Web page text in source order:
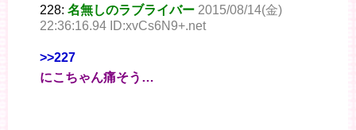
228: 名無しのラブライバー 2015/08/14(金)
22:36:16.94 ID:xvCs6N9+.net
>>227
にこちゃん痛そう…